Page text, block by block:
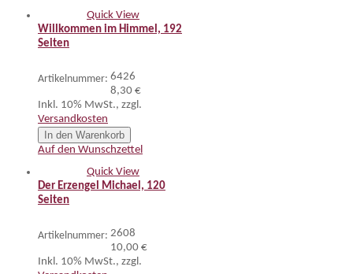
Quick View
Willkommen im Himmel, 192
Seiten
Artikelnummer: 6426
8,30 €
Inkl. 10% MwSt., zzgl.
Versandkosten
In den Warenkorb
Auf den Wunschzettel
Quick View
Der Erzengel Michael, 120
Seiten
Artikelnummer: 2608
10,00 €
Inkl. 10% MwSt., zzgl.